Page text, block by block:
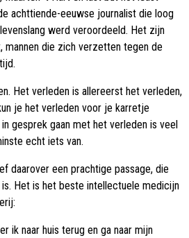
achttiende-eeuwse journalist die loog
werd veroordeeld. Het zijn
mannen die zich verzetten tegen de
Het verleden is allereerst het verleden,
je het verleden voor je karretje
gesprek gaan met het verleden is veel
echt iets van.
daarover een prachtige passage, die
Het is het beste intellectuele medicijn
ik naar huis terug en ga naar mijn